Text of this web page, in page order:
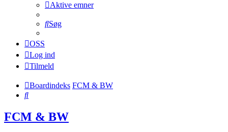
Aktive emner
Søg
OSS
Log ind
Tilmeld
Boardindeks FCM & BW
Søg
FCM & BW